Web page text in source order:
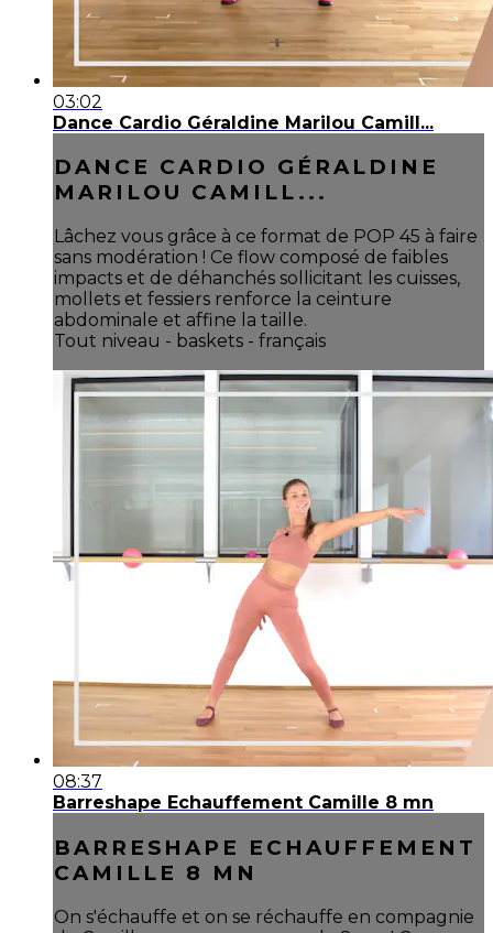
03:02
Dance Cardio Géraldine Marilou Camill...
DANCE CARDIO GÉRALDINE
MARILOU CAMILL...
Lâchez vous grâce à ce format de POP 45 à faire
sans modération ! Ce flow composé de faibles
impacts et de déhanchés sollicitant les cuisses,
mollets et fessiers renforce la ceinture
abdominale et affine la taille.
Tout niveau - baskets - français
08:37
Barreshape Echauffement Camille 8 mn
BARRESHAPE ECHAUFFEMENT
CAMILLE 8 MN
On s'échauffe et on se réchauffe en compagnie